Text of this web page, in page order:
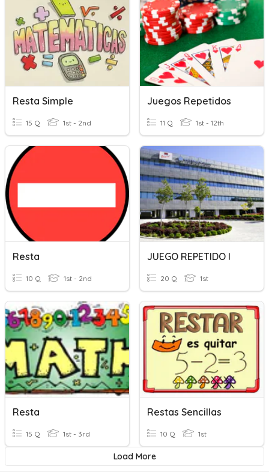
Resta Simple
15 Q 1st - 2nd
Juegos Repetidos
11 Q 1st - 12th
Resta
10 Q 1st - 2nd
JUEGO REPETIDO I
20 Q 1st
Resta
15 Q 1st - 3rd
Restas Sencillas
10 Q 1st
Load More